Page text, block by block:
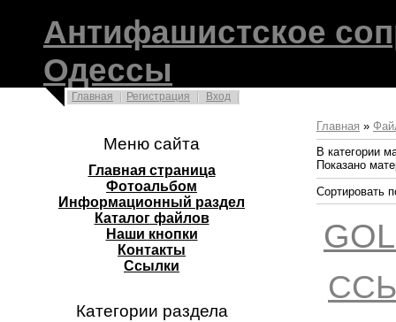
Антифашистское
Одессы
Главная Регистрация Вход
Меню сайта
Главная страница
Фотоальбом
Информационный раздел
Каталог файлов
Наши кнопки
Контакты
Ссылки
Категории раздела
Главная »
В категории
Показано
Сортировать